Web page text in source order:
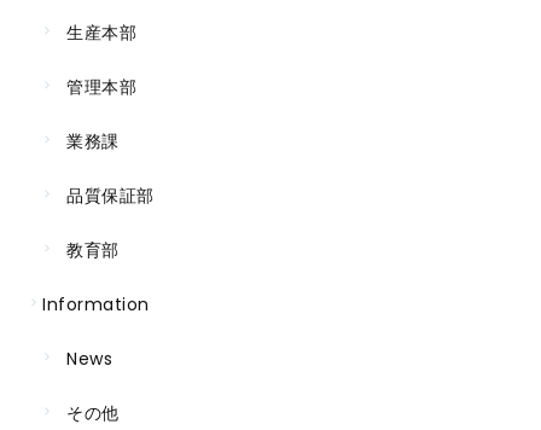
生産本部
管理本部
業務課
品質保証部
教育部
Information
News
その他